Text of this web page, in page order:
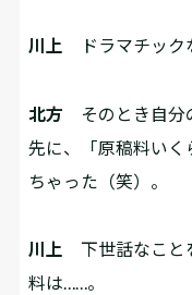
川上 ドラマチック
北方 そのとき自分
先に、「原稿料いく
ちゃった（笑）。
川上
下世話なこと
料は……。